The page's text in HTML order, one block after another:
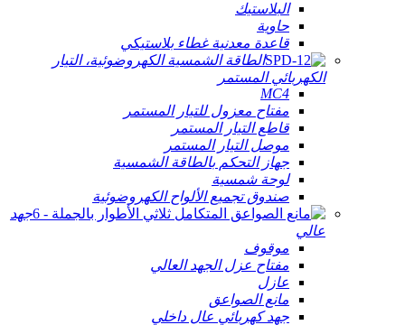
البلاستيك
حاوية
قاعدة معدنية غطاء بلاستيكي
الطاقة الشمسية الكهروضوئية، التيار
الكهربائي المستمر
MC4
مفتاح معزول للتيار المستمر
قاطع التيار المستمر
موصل التيار المستمر
جهاز التحكم بالطاقة الشمسية
لوحة شمسية
صندوق تجميع الألواح الكهروضوئية
جهد
عالي
موقوف
مفتاح عزل الجهد العالي
عازل
مانع الصواعق
جهد كهربائي عالٍ داخلي